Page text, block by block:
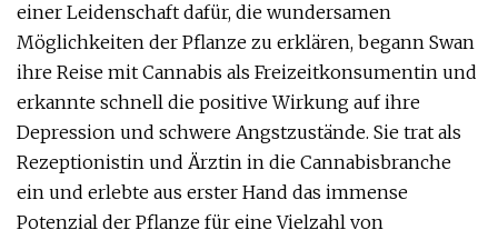
einer Leidenschaft dafür, die wundersamen
Möglichkeiten der Pflanze zu erklären, begann Swan
ihre Reise mit Cannabis als Freizeitkonsumentin und
erkannte schnell die positive Wirkung auf ihre
Depression und schwere Angstzustände. Sie trat als
Rezeptionistin und Ärztin in die Cannabisbranche
ein und erlebte aus erster Hand das immense
Potenzial der Pflanze für eine Vielzahl von